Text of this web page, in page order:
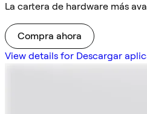
La cartera de hardware más
Compra ahora
View details for Descargar